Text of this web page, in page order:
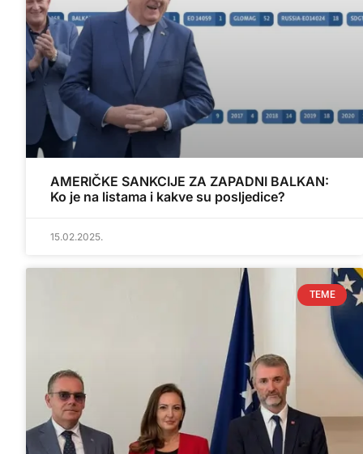
AMERIČKE SANKCIJE ZA ZAPADNI BALKAN:
Ko je na listama i kakve su posljedice?
15.02.2025.
TEME